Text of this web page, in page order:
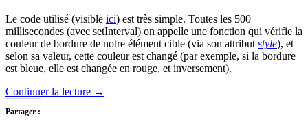
Le code utilisé (visible ici) est très simple. Toutes les 500
millisecondes (avec setInterval) on appelle une fonction qui vérifie la
couleur de bordure de notre élément cible (via son attributstyle), et
selon sa valeur, cette couleur est changé (par exemple, si la bordure
est bleue, elle est changée en rouge, et inversement).
Continuer la lecture →
Partager :